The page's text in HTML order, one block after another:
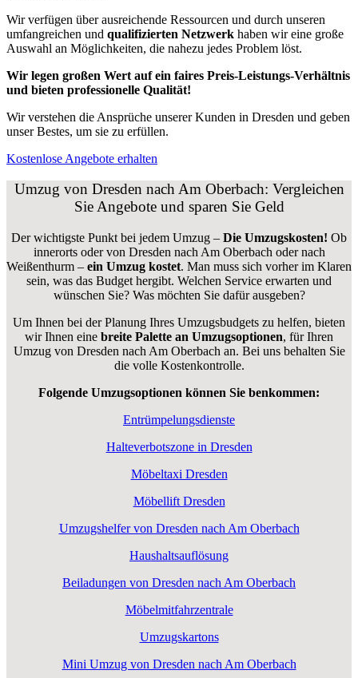
Wir verfügen über ausreichende Ressourcen und durch unseren
umfangreichen und qualifizierten Netzwerk haben wir eine große
Auswahl an Möglichkeiten, die nahezu jedes Problem löst.
Wir legen großen Wert auf ein faires Preis-Leistungs-Verhältnis
und bieten professionelle Qualität!
Wir verstehen die Ansprüche unserer Kunden in Dresden und geben
unser Bestes, um sie zu erfüllen.
Kostenlose Angebote erhalten
Umzug von Dresden nach Am Oberbach: Vergleichen
Sie Angebote und sparen Sie Geld
Der wichtigste Punkt bei jedem Umzug – Die Umzugskosten! Ob
innerorts oder von Dresden nach Am Oberbach oder nach
Weißenthurm – ein Umzug kostet. Man muss sich vorher im Klaren
sein, was das Budget hergibt. Welchen Service erwarten und
wünschen Sie? Was möchten Sie dafür ausgeben?
Um Ihnen bei der Planung Ihres Umzugsbudgets zu helfen, bieten
wir Ihnen eine breite Palette an Umzugsoptionen, für Ihren
Umzug von Dresden nach Am Oberbach an. Bei uns behalten Sie
die volle Kostenkontrolle.
Folgende Umzugsoptionen können Sie benkommen:
Entrümpelungsdienste
Halteverbotszone in Dresden
Möbeltaxi Dresden
Möbellift Dresden
Umzugshelfer von Dresden nach Am Oberbach
Haushaltsauflösung
Beiladungen von Dresden nach Am Oberbach
Möbelmitfahrzentrale
Umzugskartons
Mini Umzug von Dresden nach Am Oberbach